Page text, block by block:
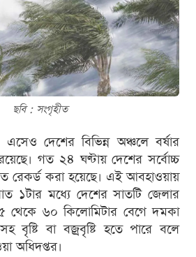
ছবি : সংগৃহীত
দেশের বিভিন্ন অঞ্চলে বর্ষার
গত ২৪ ঘণ্টায় দেশের সর্বোচ্চ
রেকর্ড করা হয়েছে। এই আবহাওয়ায়
১টার মধ্যে দেশের সাতটি জেলার
থেকে ৬০ কিলোমিটার বেগে দমকা
বৃষ্টি বা বজ্রবৃষ্টি হতে পারে বলে
অধিদপ্তর।